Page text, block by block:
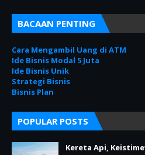
BACAAN PENTING
Cara Mengambil Uang di ATM
Ide Bisnis Modal 5 Juta
Ide Bisnis Unik
Strategi Bisnis
Bisnis Plan
POPULAR POSTS
Kereta Api,